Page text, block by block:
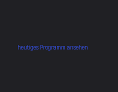
heutiges Programm ansehen